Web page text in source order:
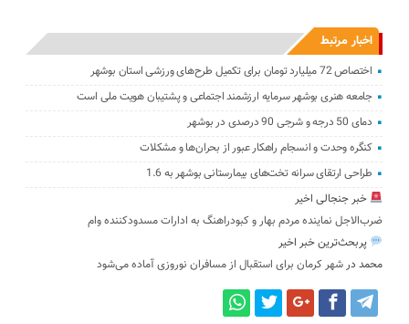
اخبار مرتبط
اختصاص 72 میلیارد تومان برای تکمیل طرح‌های ورزشی استان بوشهر
جامعه هنری بوشهر سرمایه ارزشمند اجتماعی و پشتیبان هویت ملی است
دمای 50 درجه و شرجی 90 درصدی در بوشهر
کنگره وحدت و انسجام راهکار عبور از بحران‌ها و مشکلات
طراحی ارتقای سرانه تخت‌های بیمارستانی بوشهر به 1.6
خبر جنجالی اخیر
ضرب‌الاجل نماینده مردم بهار و کبودراهنگ به ادارات مسدودکننده وام
پربحث‌ترین خبر اخیر
محمد درشهر کرمان برای استقبال از مسافران نوروزی آماده می‌شود